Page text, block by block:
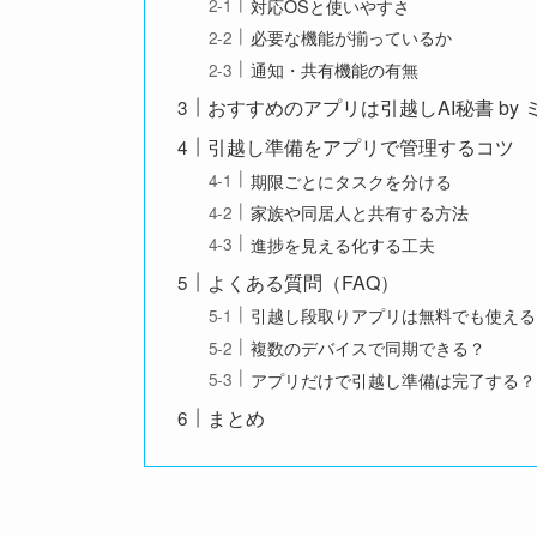
対応OSと使いやすさ
必要な機能が揃っているか
通知・共有機能の有無
おすすめのアプリは引越しAI秘書 by
引越し準備をアプリで管理するコツ
期限ごとにタスクを分ける
家族や同居人と共有する方法
進捗を見える化する工夫
よくある質問（FAQ）
引越し段取りアプリは無料でも使える
複数のデバイスで同期できる？
アプリだけで引越し準備は完了する？
まとめ